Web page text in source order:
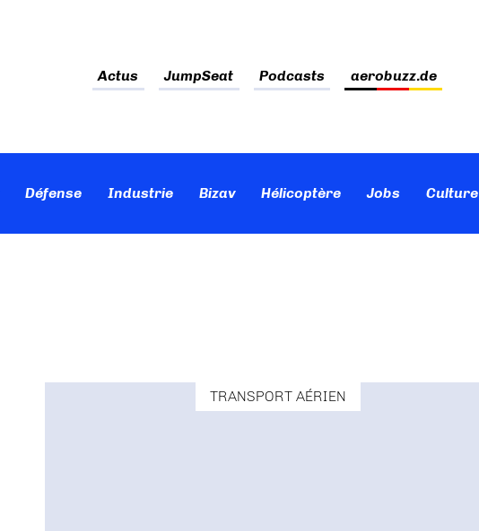
Actus JumpSeat Podcasts aerobuzz.de
Défense Industrie Bizav Hélicoptère Jobs
TRANSPORT AÉRIEN